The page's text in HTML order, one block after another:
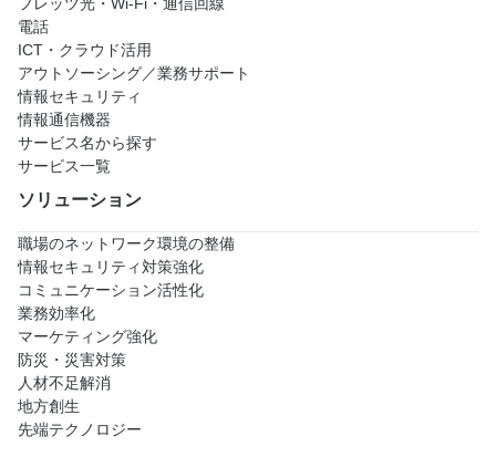
電話
ICT・クラウド活用
アウトソーシング／業務サポート
情報セキュリティ
情報通信機器
サービス名から探す
サービス一覧
ソリューション
職場のネットワーク環境の整備
情報セキュリティ対策強化
コミュニケーション活性化
業務効率化
マーケティング強化
防災・災害対策
人材不足解消
地方創生
先端テクノロジー